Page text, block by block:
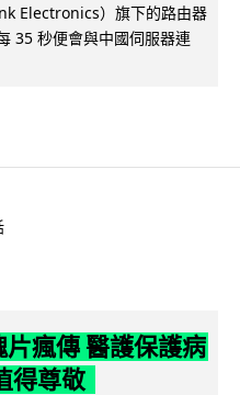
Electronics）旗下的路由器
35 秒便會與中國伺服器連
瘋傳 醫護保護病
得尊敬